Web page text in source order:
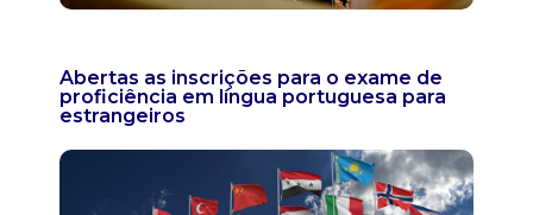
Abertas as inscrições para o exame de
proficiência em língua portuguesa para
estrangeiros